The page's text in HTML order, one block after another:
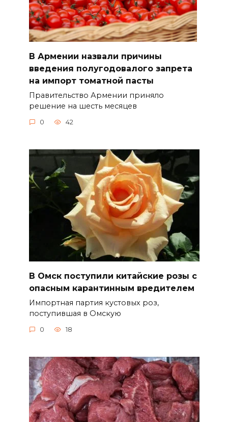
В Армении назвали причины
введения полугодовалого запрета
на импорт томатной пасты
Правительство Армении приняло
решение на шесть месяцев
0 42
В Омск поступили китайские розы с
опасным карантинным вредителем
Импортная партия кустовых роз,
поступившая в Омскую
0 18